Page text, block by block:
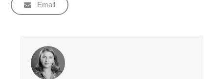
Email